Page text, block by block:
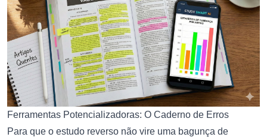
Ferramentas Potencializadoras: O Caderno de Erros
Para que o estudo reverso não vire uma bagunça de